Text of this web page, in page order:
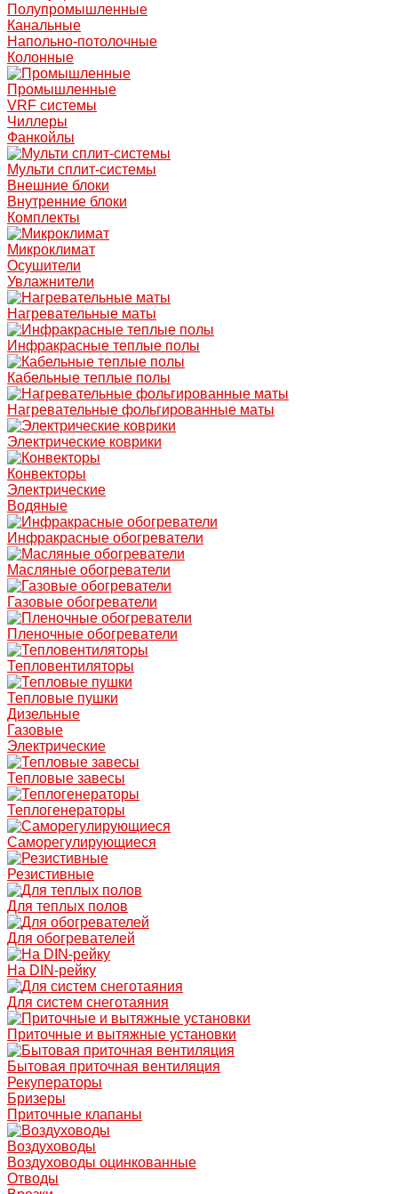
Полупромышленные
Канальные
Напольно-потолочные
Колонные
Промышленные
VRF системы
Чиллеры
Фанкойлы
Мульти сплит-системы
Внешние блоки
Внутренние блоки
Комплекты
Микроклимат
Осушители
Увлажнители
Нагревательные маты
Инфракрасные теплые полы
Кабельные теплые полы
Нагревательные фольгированные маты
Электрические коврики
Конвекторы
Электрические
Водяные
Инфракрасные обогреватели
Масляные обогреватели
Газовые обогреватели
Пленочные обогреватели
Тепловентиляторы
Тепловые пушки
Дизельные
Газовые
Электрические
Тепловые завесы
Теплогенераторы
Саморегулирующиеся
Резистивные
Для теплых полов
Для обогревателей
На DIN-рейку
Для систем снеготаяния
Приточные и вытяжные установки
Бытовая приточная вентиляция
Рекуператоры
Бризеры
Приточные клапаны
Воздуховоды
Воздуховоды оцинкованные
Отводы